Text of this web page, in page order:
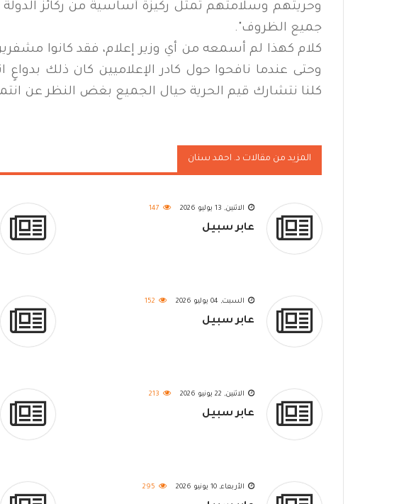
وحريتهم وسلامتهم تمثل ركيزة أساسية من ركائز
جميع الظروف".
كلام كهذا لم أسمعه من أي وزير إعلام، فقد كانوا
وحتى عندما نافحوا حول كادر الإعلاميين كان ذلك بدواعٍ
كلنا نتشارك قيم الحرية حيال الجميع بغض النظر عن
المزيد من مقالات د. احمد سنان
الاثنين, 13 يوليو 2026 147
عابر سبيل
السبت, 04 يوليو 2026 152
عابر سبيل
الاثنين, 22 يونيو 2026 213
عابر سبيل
الأربعاء, 10 يونيو 2026 295